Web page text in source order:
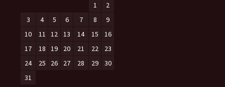
1
2
3
4 5 6 7 8
9
10
11 12 13 14 15
16
17
18 19 20 21 22
23
24
25 26 27 28 29
30
31